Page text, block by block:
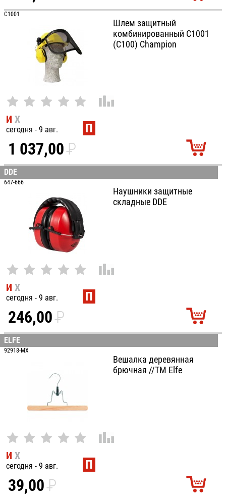
УБ.
C1001
Шлем защитный
комбинированный С1001
(C100) Champion
И Х
сегодня - 9 авг. П
1 037,00P
УБ.
DDE
647-666
Наушники защитные
складные DDE
И Х
сегодня - 9 авг. П
246,00P
УБ.
ELFE
92918-MX
Вешалка деревянная
брючная //ТМ Elfe
И Х
сегодня - 9 авг. П
39,00P